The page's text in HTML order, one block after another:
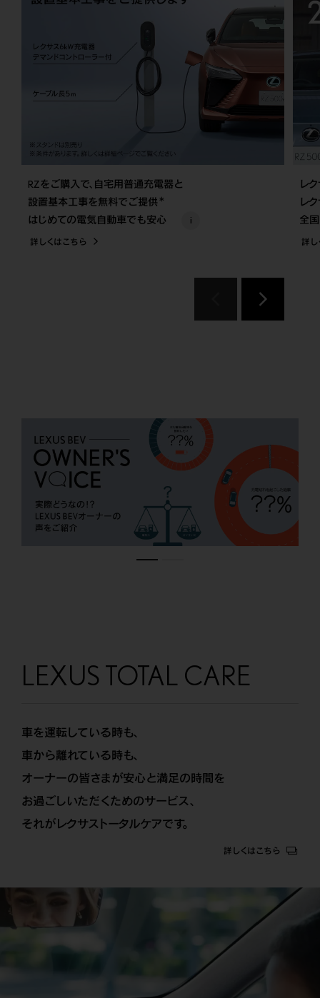
RZをご購入で、自宅用普通充電器と
設置基本工事を無料でご提供 ＊
はじめての電気自動車でも安心 i
詳しくはこちら
レ
レ
全
詳
LEXUS TOTAL CARE
車を運転している時も、
車から離れている時も、
オーナーの皆さまが安心と満足の時間を
お過ごしいただくためのサービス、
それがレクサストータルケアです。
詳しくはこちら